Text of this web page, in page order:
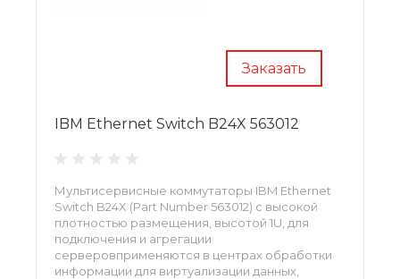
Заказать
IBM Ethernet Switch B24X 563012
Мультисервисные коммутаторы IBM Ethernet
Switch B24X (Part Number 563012) с высокой
плотностью размещения, высотой 1U, для
подключения и агрегации
серверовприменяются в центрах обработки
информации для виртуализации данных,